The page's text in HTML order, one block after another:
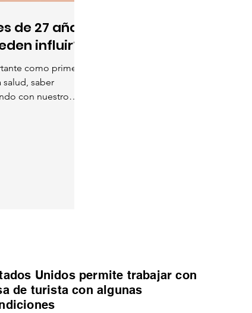
de 27 años,
influir?
como primer
salud, saber
con nuestro
Unidos permite trabajar con
de turista con algunas